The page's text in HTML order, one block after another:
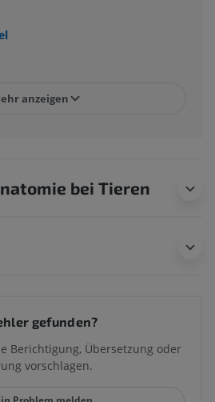
anzeigen
bei Tieren
gefunden?
Berichtigung, Übersetzung oder
vorschlagen.